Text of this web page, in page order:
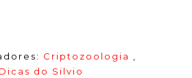
Criptozoologia ,
Dicas do Silvio